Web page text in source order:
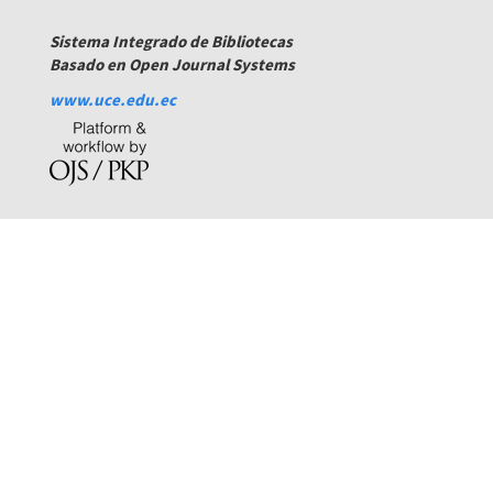
Sistema Integrado de Bibliotecas
Basado en Open Journal Systems
www.uce.edu.ec